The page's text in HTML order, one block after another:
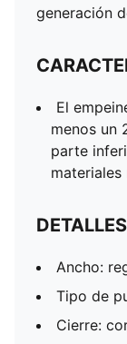
generación
El
menos un
parte
materiales
DETALLES
Ancho:
Tipo de
Cierre: